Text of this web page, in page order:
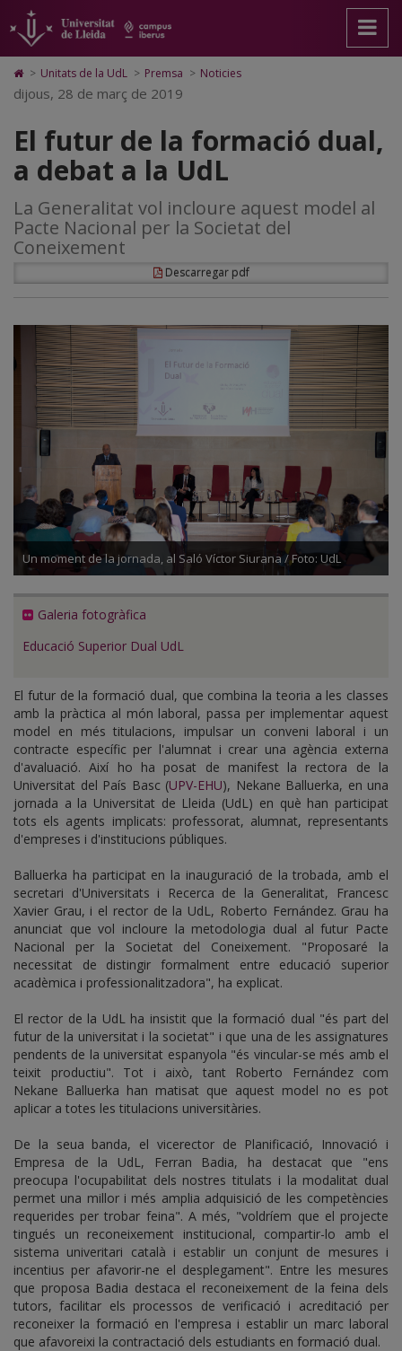
futur
de
la
formació
dual,
debat
a
la
UdL
pàgina
principal.
Universitat
Lleida
contingut
principal
Mapa
Web.
Universitat
Cerca
Accessibilitat.
Universitat
Lleida
Icono
de
Home
ir
a
la
página
inicio
> Unitats de la UdL > Premsa > Noticies
dijous, 28 de març de 2019
El futur de la formació dual,
a debat a la UdL
La Generalitat vol incloure aquest model al
Pacte Nacional per la Societat del
Coneixement
Descarregar pdf
Un moment de la jornada, al Saló Víctor Siurana / Foto: UdL
Galeria fotogràfica
Educació Superior Dual UdL
El futur de la formació dual, que combina la teoria a les classes
amb la pràctica al món laboral, passa per implementar aquest
model en més titulacions, impulsar un conveni laboral i un
contracte específic per l'alumnat i crear una agència externa
d'avaluació. Així ho ha posat de manifest la rectora de la
Universitat del País Basc (UPV-EHU), Nekane Balluerka, en una
jornada a la Universitat de Lleida (UdL) en què han participat
tots els agents implicats: professorat, alumnat, representants
d'empreses i d'institucions públiques.
Balluerka ha participat en la inauguració de la trobada, amb el
secretari d'Universitats i Recerca de la Generalitat, Francesc
Xavier Grau, i el rector de la UdL, Roberto Fernández. Grau ha
anunciat que vol incloure la metodologia dual al futur Pacte
Nacional per la Societat del Coneixement. "Proposaré la
necessitat de distingir formalment entre educació superior
acadèmica i professionalitzadora", ha explicat.
El rector de la UdL ha insistit que la formació dual "és part del
futur de la universitat i la societat" i que una de les assignatures
pendents de la universitat espanyola "és vincular-se més amb el
teixit productiu". Tot i això, tant Roberto Fernández com
Nekane Balluerka han matisat que aquest model no es pot
aplicar a totes les titulacions universitàries.
De la seua banda, el vicerector de Planificació, Innovació i
Empresa de la UdL, Ferran Badia, ha destacat que "ens
preocupa l'ocupabilitat dels nostres titulats i la modalitat dual
permet una millor i més amplia adquisició de les competències
requerides per trobar feina". A més, "voldríem que el projecte
tingués un reconeixement institucional, compartir-lo amb el
sistema univeritari català i establir un conjunt de mesures i
incentius per afavorir-ne el desplegament". Entre les mesures
que proposa Badia destaca el reconeixement de la feina dels
tutors, facilitar els processos de verificació i acreditació per
reconeixer la formació en l'empresa i establir un marc laboral
que afavoreixi la contractació dels estudiants en formació dual.